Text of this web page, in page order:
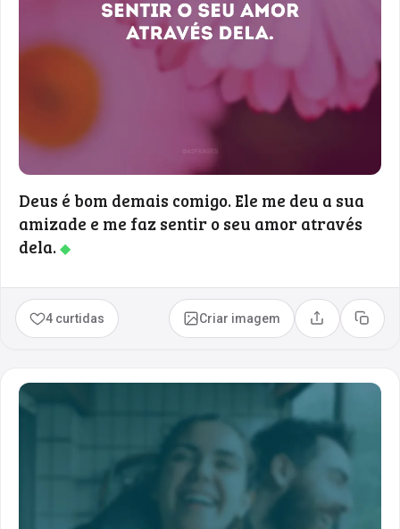
Deus é bom demais comigo. Ele me deu a sua
amizade e me faz sentir o seu amor através
dela.◆
4 curtidas Criar imagem Compartilhar
Copiar